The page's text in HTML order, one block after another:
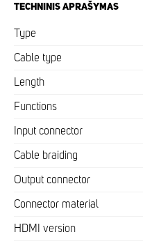
TECHNINIS APRAŠYMAS
Type
Cable type
Length
Functions
Input connector
Cable braiding
Output connector
Connector material
HDMI version